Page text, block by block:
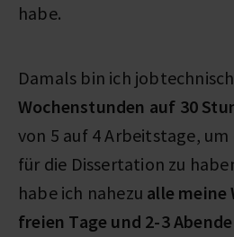
habe.
Damals bin ich jobtechnisch
Wochenstunden auf 30
von 5 auf 4 Arbeitstage,
für die Dissertation zu
habe ich nahezu alle meine
freien Tage und 2-3